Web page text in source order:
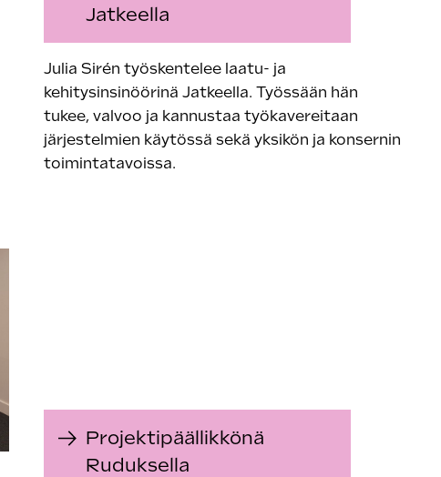
Jatkeella
Julia Sirén työskentelee laatu- ja
kehitysinsinöörinä Jatkeella. Työssään hän
tukee, valvoo ja kannustaa työkavereitaan
järjestelmien käytössä sekä yksikön ja konsernin
toimintatavoissa.
Projektipäällikkönä
Ruduksella